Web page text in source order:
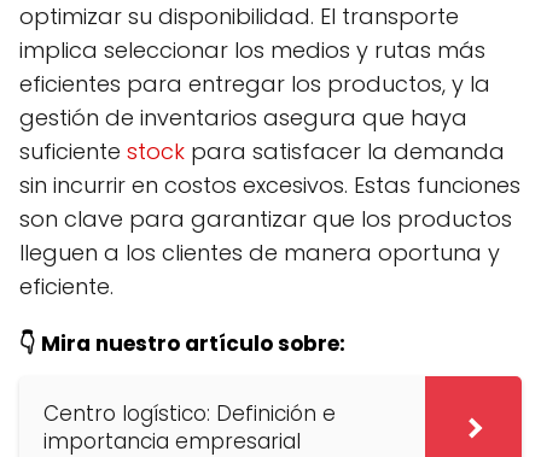
optimizar su disponibilidad. El transporte
implica seleccionar los medios y rutas más
eficientes para entregar los productos, y la
gestión de inventarios asegura que haya
suficiente stock para satisfacer la demanda
sin incurrir en costos excesivos. Estas funciones
son clave para garantizar que los productos
lleguen a los clientes de manera oportuna y
eficiente.
👇 Mira nuestro artículo sobre:
Centro logístico: Definición e
importancia empresarial